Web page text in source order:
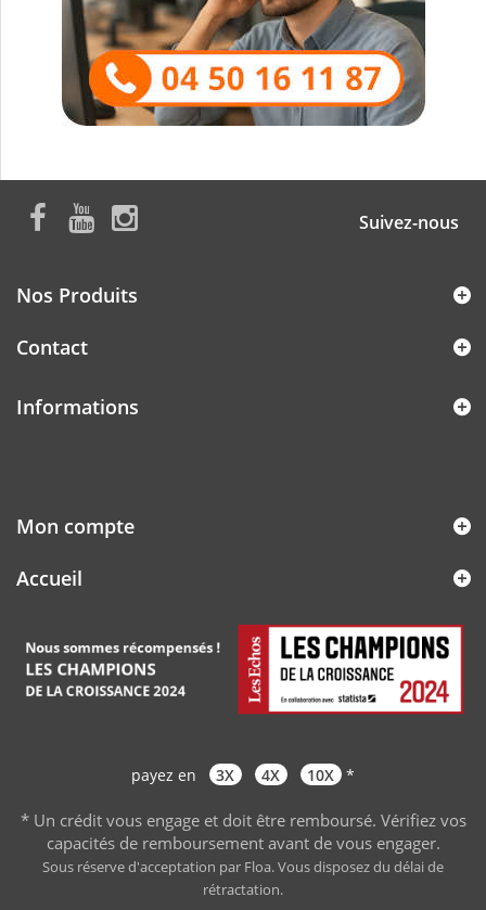
Suivez-nous
Nos Produits
Contact
Informations
Mon compte
Accueil
payez en 3X 4X 10X *
* Un crédit vous engage et doit être remboursé. Vérifiez vos
capacités de remboursement avant de vous engager.
Sous réserve d'acceptation par Floa. Vous disposez du délai de
rétractation.